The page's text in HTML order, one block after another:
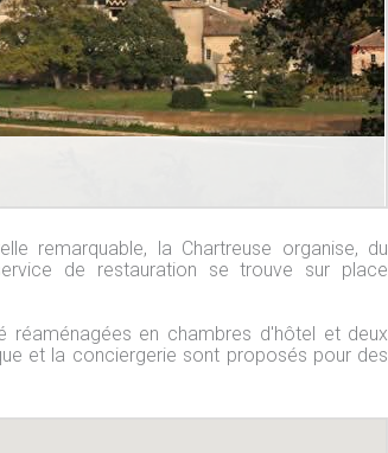
remarquable, la Chartreuse organise, du
de restauration se trouve sur place
en chambres d'hôtel et deux
et la conciergerie sont proposés pour des